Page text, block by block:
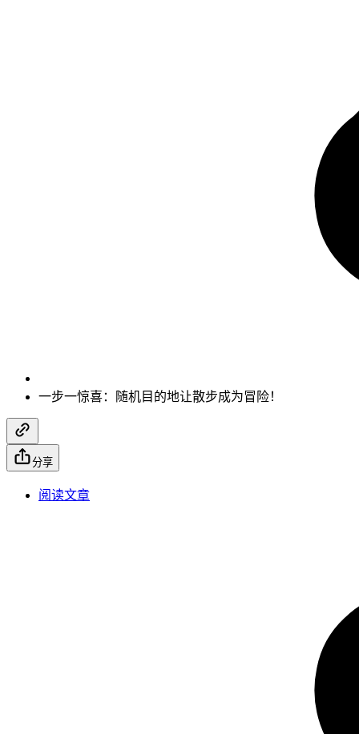
一步一惊喜：随机目的地让散步成为冒险！
分享
阅读文章